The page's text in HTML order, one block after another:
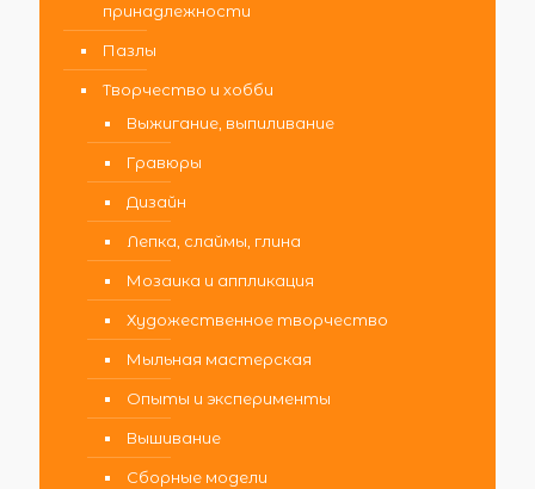
принадлежности
Пазлы
Творчество и хобби
Выжигание, выпиливание
Гравюры
Дизайн
Лепка, слаймы, глина
Мозаика и аппликация
Художественное творчество
Мыльная мастерская
Опыты и эксперименты
Вышивание
Сборные модели